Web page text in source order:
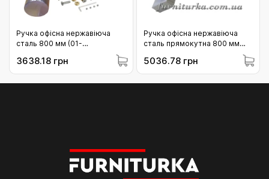
Ручка офісна нержавіюча
сталь 800 мм (01-
3638.18 грн
Ручка офісна нержавіюча
сталь прямокутна 800 мм
(Польща) (01-114.PR.600.45)
5036.78 грн